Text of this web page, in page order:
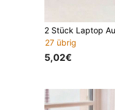
27 übrig
5,02€